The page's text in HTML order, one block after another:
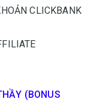
CLICKBANK
(BONUS